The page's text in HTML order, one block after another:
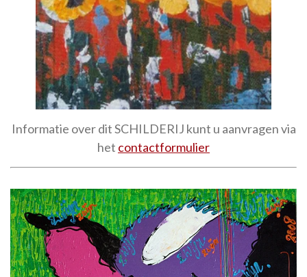
Informatie over dit SCHILDERIJ kunt u aanvragen via
het contactformulier